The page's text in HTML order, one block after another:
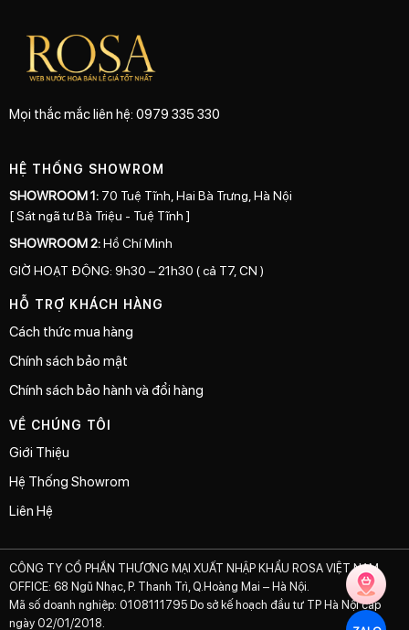
Mọi thắc mắc liên hệ: 0979 335 330
HỆ THỐNG SHOWROM
SHOWROOM 1: 70 Tuệ Tĩnh, Hai Bà Trưng, Hà Nội
[ Sát ngã tư Bà Triệu - Tuệ Tĩnh ]
SHOWROOM 2:Hồ Chí Minh
GIỜ HOẠT ĐỘNG: 9h30 – 21h30 ( cả T7, CN )
HỖ TRỢ KHÁCH HÀNG
Cách thức mua hàng
Chính sách bảo mật
Chính sách bảo hành và đổi hàng
VỀ CHÚNG TÔI
Giới Thiệu
Hệ Thống Showrom
Liên Hệ
CÔNG TY CỔ PHẦN THƯƠNG MẠI XUẤT NHẬP KHẨU ROSA VIỆT NAM
OFFICE: 68 Ngũ Nhạc, P. Thanh Trì, Q.Hoàng Mai – Hà Nội.
Mã số doanh nghiệp: 0108111795 Do sở kế hoạch đầu tư TP Hà Nội cấp
ngày 02/01/2018.